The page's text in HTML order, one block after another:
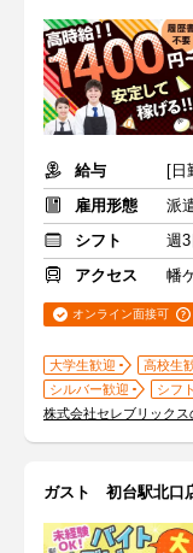
給与
雇用形態
派
シフト
週
アクセス
幡
オンライン面接可
大学生歓迎 高校生
シルバー歓迎
シフ
株式会社セレブリック
ガスト 初台駅北口